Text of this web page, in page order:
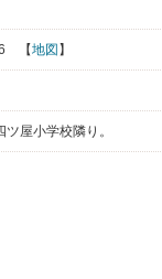
6 【地図 】
屋小学校隣り。